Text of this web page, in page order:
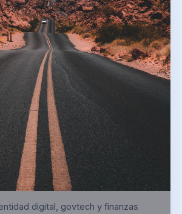
digital, govtech y finanzas